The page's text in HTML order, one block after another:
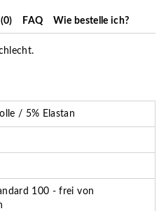
FAQ Wie bestelle ich?
/ 5% Elastan
100 - frei von